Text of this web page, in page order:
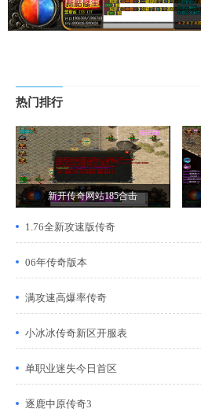
热门排行
新开传奇网站185合击
1.76全新攻速版传奇
06年传奇版本
满攻速高爆率传奇
小冰冰传奇新区开服表
单职业迷失今日首区
逐鹿中原传奇3